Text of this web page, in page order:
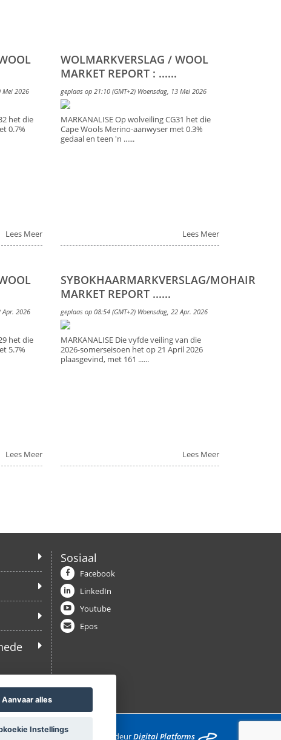
Mei 2026
het die
0.7%
Lees Meer
WOLMARKVERSLAG / WOOL
MARKET REPORT : ......
geplaas op 21:10 (GMT+2) Woensdag, 13 Mei 2026
MARKANALISE Op wolveiling CG31 het die
Cape Wools Merino-aanwyser met 0.3%
gedaal en teen 'n ......
Lees Meer
Apr. 2026
het die
5.7%
Lees Meer
SYBOKHAARMARKVERSLAG/MOHAIR
MARKET REPORT ......
geplaas op 08:54 (GMT+2) Woensdag, 22 Apr. 2026
MARKANALISE Die vyfde veiling van die
2026-somerseisoen het op 21 April 2026
plaasgevind, met 161 ......
Lees Meer
Sosiaal
Facebook
LinkedIn
Youtube
Epos
Ontwikkel deurDigital Platforms
Aanvaar alles
Instellings